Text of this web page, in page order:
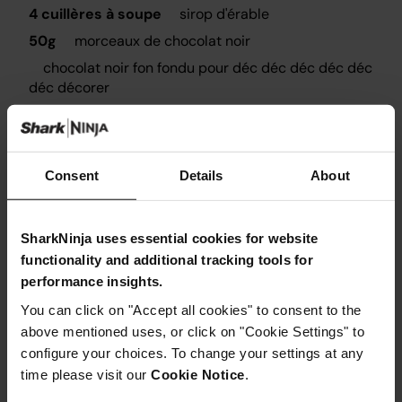
Consent Details About
SharkNinja uses essential cookies for website
functionality and additional tracking tools for
performance insights.
You can click on "Accept all cookies" to consent to the
above mentioned uses, or click on "Cookie Settings" to
configure your choices. To change your settings at any
time please visit our Cookie Notice
4 cuillères à soupe
sirop d'érable
50g
morceaux de chocolat noir
chocolat noir fon fondu pour déc déc déc déc déc
déc décorer
Étape 1
Préchauffez le four à 180°C. Graissez et tapissez un
Étape 2
Placez les haricots beurre, le beurre de noix, le sirop
d'érable, le lait et la vanille dans votre robot Ninja
Kitchen Nutri Ninja et fouettez jusqu'à obtenir une